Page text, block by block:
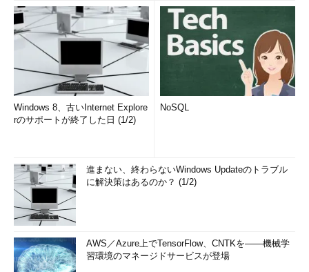
Windows 8、古いInternet Explore
rのサポートが終了した日 (1/2)
NoSQL
進まない、終わらないWindows Updateのトラブル
に解決策はあるのか？ (1/2)
AWS／Azure上でTensorFlow、CNTKを――機械学
習環境のマネージドサービスが登場